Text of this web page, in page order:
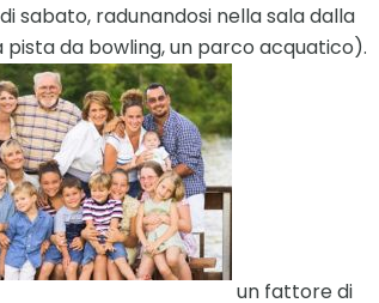
sabato, radunandosi nella sala dalla
da bowling, un parco acquatico).
un fattore di